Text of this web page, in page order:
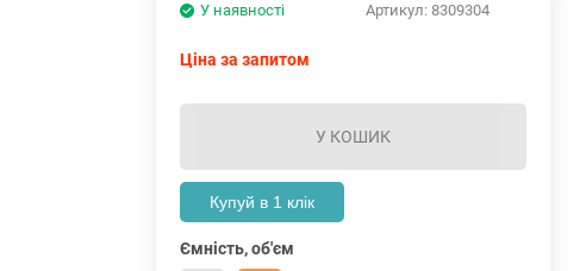
Артикул: 8309304
У наявності
Ціна за запитом
У КОШИК
Купуй в 1 клік
Ємність, об'єм